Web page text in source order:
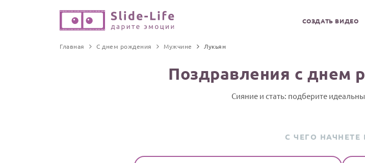
СОЗДАТЬ ВИДЕО
Главная С днем рождения Мужчине Лукьян
Поздравления с днем
Сияние и стать: подберите
С ЧЕГО НАЧНЕТЕ